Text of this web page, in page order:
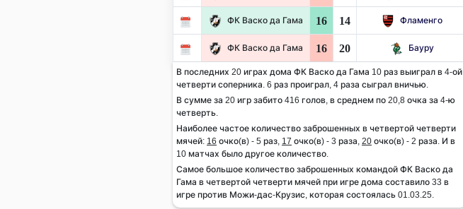
ФК Васко да Гама 16 14 Фламенго
ФК Васко да Гама 16 20 Бауру
В последних 20 играх дома ФК Васко да Гама 10 раз выиграл в 4-ой
четверти соперника. 6 раз проиграл, 4 раза сыграл вничью.
В сумме за 20 игр забито 416 голов, в среднем по 20,8 очка за 4-ю
четверть.
Наиболее частое количество заброшенных в четвертой четверти
мячей: 16 очко(в) - 5 раз, 17 очко(в) - 3 раза, 20 очко(в) - 2 раза. И в
10 матчах было другое количество.
Самое большое количество заброшенных командой ФК Васко да
Гама в четвертой четверти мячей при игре дома составило 33 в
игре против Можи-дас-Крузис, которая состоялась 01.03.25.